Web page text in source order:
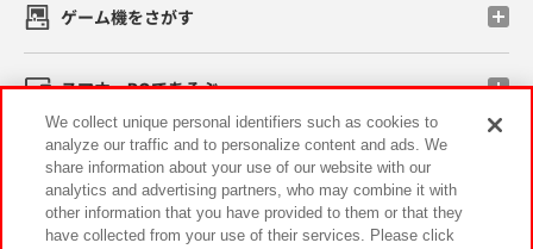
ゲーム機をさがす
スマホ・PCであそぶ
イベント・キャンペーン
We collect unique personal identifiers such as cookies to
analyze our traffic and to personalize content and ads. We
share information about your use of our website with our
analytics and advertising partners, who may combine it with
other information that you have provided to them or that they
have collected from your use of their services. Please click